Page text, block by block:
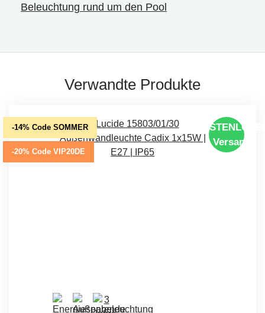
Beleuchtung rund um den Pool
Verwandte Produkte
-14% Code SOMMER
-20% Code VIP20DE
Versand